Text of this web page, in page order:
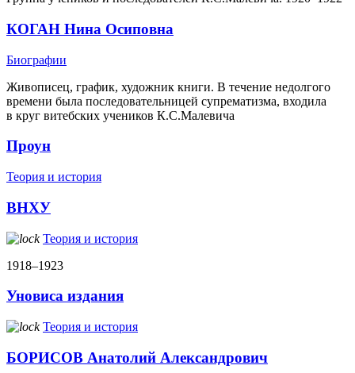
КОГАН Нина Осиповна
Биографии
Живописец, график, художник книги. В течение недолгого
времени была последовательницей супрематизма, входила
в круг витебских учеников К.С.Малевича
Проун
Теория и история
ВНХУ
Теория и история
1918–1923
Уновиса издания
Теория и история
БОРИСОВ Анатолий Александрович